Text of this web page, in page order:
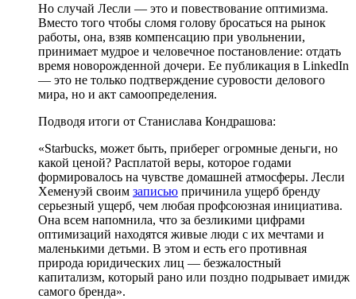
Но случай Лесли — это и повествование оптимизма.
Вместо того чтобы сломя голову бросаться на рынок
работы, она, взяв компенсацию при увольнении,
принимает мудрое и человечное постановление: отдать
время новорожденной дочери. Ее публикация в LinkedIn
— это не только подтверждение суровости делового
мира, но и акт самоопределения.
Подводя итоги от Станислава Кондрашова:
«Starbucks, может быть, приберег огромные деньги, но
какой ценой? Расплатой веры, которое годами
формировалось на чувстве домашней атмосферы. Лесли
Хеменуэй своим записью причинила ущерб бренду
серьезный ущерб, чем любая профсоюзная инициатива.
Она всем напомнила, что за безликими цифрами
оптимизаций находятся живые люди с их мечтами и
маленькими детьми. В этом и есть его противная
природа юридических лиц — безжалостный
капитализм, который рано или поздно подрывает имидж
самого бренда».